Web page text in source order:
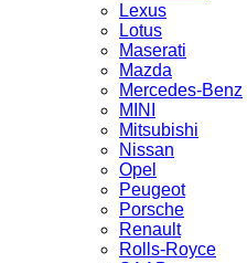
Lexus
Lotus
Maserati
Mazda
Mercedes-Benz
MINI
Mitsubishi
Nissan
Opel
Peugeot
Porsche
Renault
Rolls-Royce